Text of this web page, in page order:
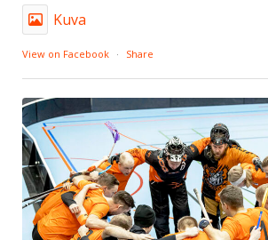
Kuva
View on Facebook · Share